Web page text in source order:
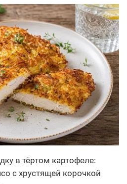
в тёртом картофеле:
с хрустящей корочкой